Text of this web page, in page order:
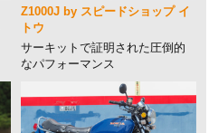
Z1000J by スピードショップ イ
トウ
サーキットで証明された圧倒的
なパフォーマンス